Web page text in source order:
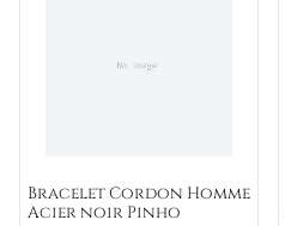
Bracelet Cordon Homme
Acier noir Pinho